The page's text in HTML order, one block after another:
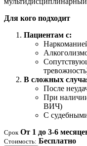
Для кого подходит
Пациентам с:
В сложных
После
При
ВИЧ)
С
Срок От 1 до 3-6
Стоимость: Бесплатно